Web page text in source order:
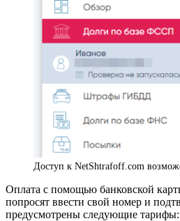
Доступ к NetShtrafoff.com
Оплата с помощью банковской
попросят ввести свой номер и
предусмотрены следующие тарифы: